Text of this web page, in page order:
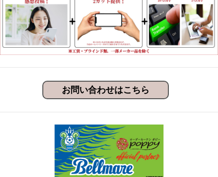
お問い合わせはこちら